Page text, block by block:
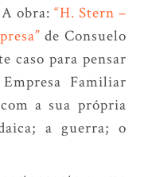
obra: “H. Stern –
de Consuelo
caso para pensar
Familiar
a sua própria
a guerra; o